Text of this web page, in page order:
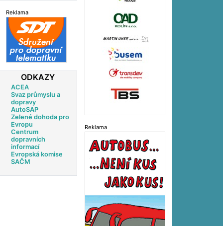
Reklama
ODKAZY
ACEA
Svaz průmyslu a
dopravy
AutoSAP
Zelené dohoda pro
Evropu
Centrum
dopravních
informací
Evropská komise
SAČM
Reklama